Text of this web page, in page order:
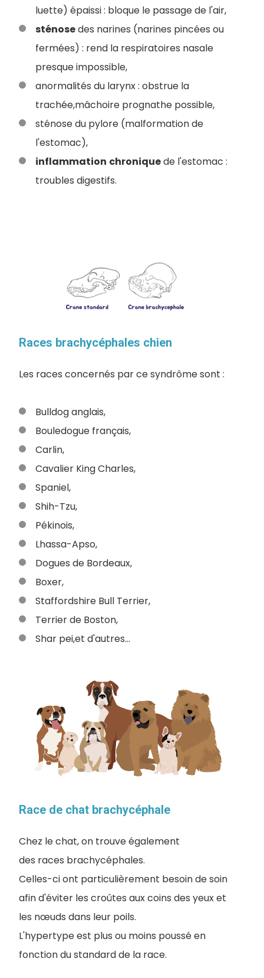
luette) épaissi : bloque le passage de l'air,
sténosedes narines (narines pincées ou
fermées) : rend la respiratoires nasale
presque impossible,
anormalités du larynx : obstrue la
trachée,mâchoire prognathe possible,
sténose du pylore (malformation de
l'estomac),
inflammation chroniquede l'estomac :
troubles digestifs.
Races brachycéphales chien
Les races concernés par ce syndrôme sont :
Bulldog anglais,
Bouledogue français,
Carlin,
Cavalier King Charles,
Spaniel,
Shih-Tzu,
Pékinois,
Lhassa-Apso,
Dogues de Bordeaux,
Boxer,
Staffordshire Bull Terrier,
Terrier de Boston,
Shar pei,et d'autres...
Race de chat brachycéphale
Chez le chat, on trouve également
des races brachycéphales.
Celles-ci ont particulièrement besoin de soin
afin d'éviter les croûtes aux coins des yeux et
les nœuds dans leur poils.
L'hypertype est plus ou moins poussé en
fonction du standard de la race.